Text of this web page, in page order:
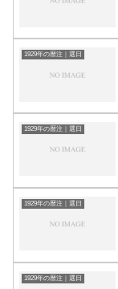
1929年の暦注｜選日
1929年の暦注｜選日
1929年の暦注｜選日
1929年の暦注｜選日